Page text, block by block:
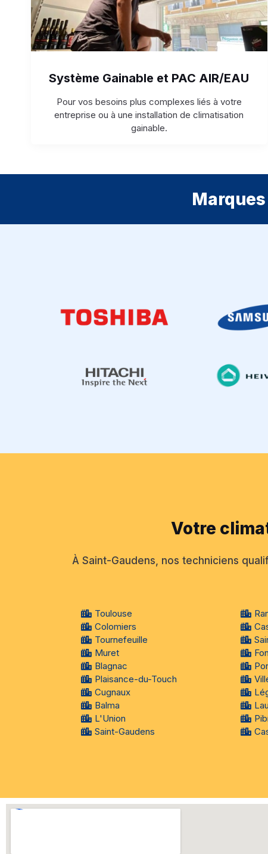
Système Gainable et PAC AIR/EAU
Pour vos besoins plus complexes liés à votre
entreprise ou à une installation de climatisation
gainable.
Votre
À Saint-Gaudens, nos techniciens
Toulouse
Colomiers
Tournefeuille
Muret
Blagnac
Plaisance-du-Touch
Cugnaux
Balma
L'Union
Saint-Gaudens